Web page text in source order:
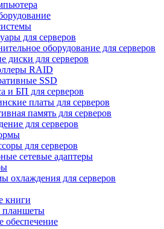
для серверов
оборудование для серверов
диски для серверов
RAID
SSD
и БП для серверов
платы для серверов
память для серверов
для серверов
для серверов
сетевые адаптеры
охлаждения для серверов
книги
планшеты
обеспечение